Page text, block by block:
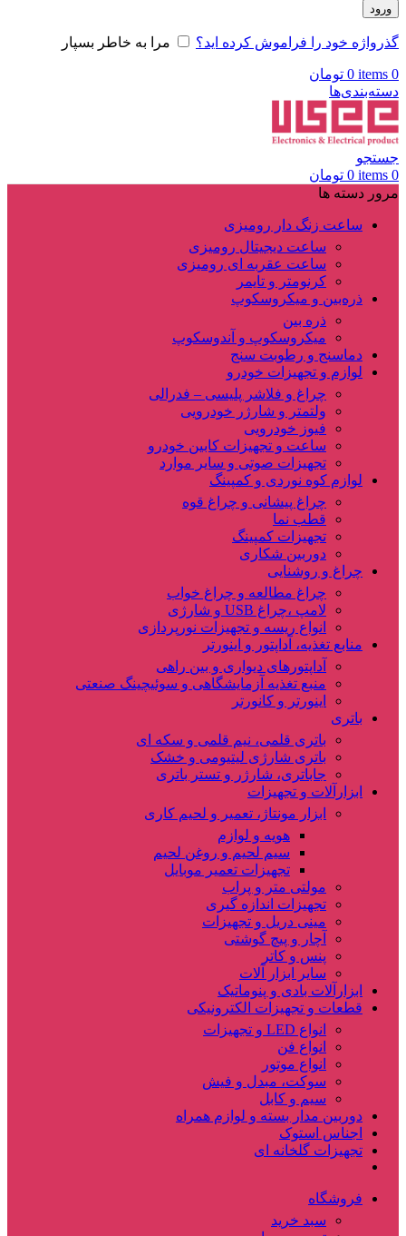
ورود
گذرواژه خود را فراموش کرده اید؟ مرا به خاطر بسپار
0
items
0 تومان
دسته‌بندی‌ها
جستجو
0
items
0 تومان
مرور دسته ها
ساعت زنگ دار رومیزی
ساعت دیجیتال رومیزی
ساعت عقربه ای رومیزی
کرنومتر و تایمر
ذره‌بین و میکروسکوپ
ذره بین
میکروسکوپ و آندوسکوپ
دماسنج و رطوبت سنج
لوازم و تجهیزات خودرو
چراغ و فلاشر پلیسی – فدرالی
ولتمتر و شارژر خودرویی
فیوز خودرویی
ساعت و تجهیزات کابین خودرو
تجهیزات صوتی و سایر موارد
لوازم کوه نوردی و کمپینگ
چراغ پیشانی و چراغ قوه
قطب نما
تجهیزات کمپینگ
دوربین شکاری
چراغ و روشنایی
چراغ مطالعه و چراغ خواب
لامپ ،چراغ USB و شارژی
انواع ریسه و تجهیزات نورپردازی
منابع تغذیه، آداپتور و اینورتر
آداپتورهای دیواری و بین راهی
منبع تغذیه آزمایشگاهی و سوئیچینگ صنعتی
اینورتر و کانورتر
باتری
باتری قلمی، نیم قلمی و سکه ای
باتری شارژی لیتیومی و خشک
جاباتری، شارژر و تستر باتری
ابزارآلات و تجهیزات
ابزار مونتاژ، تعمیر و لحیم کاری
هویه و لوازم
سیم لحیم و روغن لحیم
تجهیزات تعمیر موبایل
مولتی متر و پراب
تجهیزات اندازه گیری
مینی دریل و تجهیزات
آچار و پیچ گوشتی
پنس و کاتر
سایر ابزار آلات
ابزارآلات بادی و پنوماتیک
قطعات و تجهیزات الکترونیکی
انواع LED و تجهیزات
انواع فن
انواع موتور
سوکت، مبدل و فیش
سیم و کابل
دوربین مدار بسته و لوازم همراه
اجناس استوک
تجهیزات گلخانه ای
فروشگاه
سبد خرید